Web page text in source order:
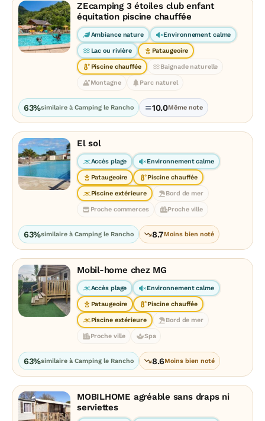
ZEcamping 3 étoiles club enfant
équitation piscine chauffée
Ambiance nature Environnement calme
Lac ou rivière Pataugeoire
Piscine chauffée Baignade naturelle
Montagne Parc naturel
63%similaire à Camping le Rancho 10.0Même note
El sol
Accès plage Environnement calme
Pataugeoire Piscine chauffée
Piscine extérieure Bord de mer
Proche commerces Proche ville
63%similaire à Camping le Rancho 8.7Moins bien noté
Mobil-home chez MG
Accès plage Environnement calme
Pataugeoire Piscine chauffée
Piscine extérieure Bord de mer
Proche ville Spa
63%similaire à Camping le Rancho 8.6Moins bien noté
MOBILHOME agréable sans draps ni
serviettes